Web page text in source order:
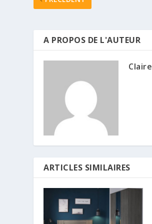
A PROPOS DE L'AUTEUR
Claire
ARTICLES SIMILAIRES